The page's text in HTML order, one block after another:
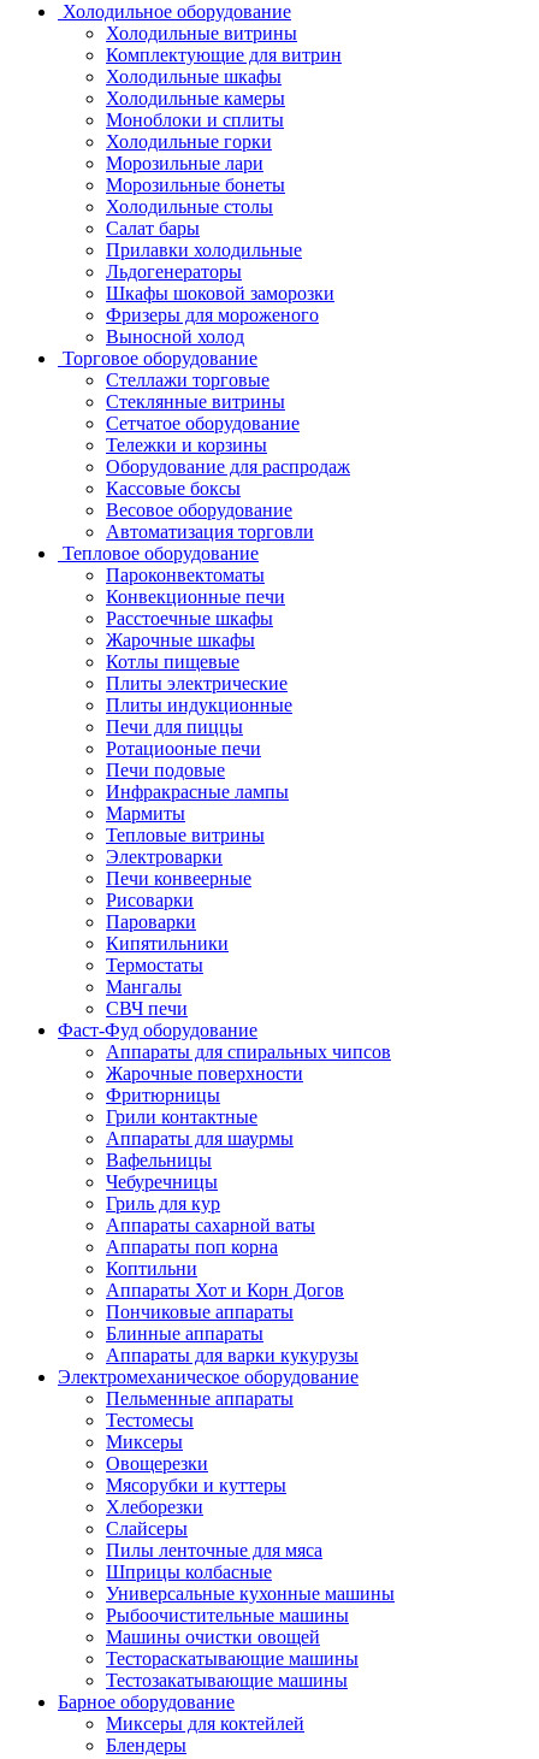
Холодильное оборудование
Холодильные витрины
Комплектующие для витрин
Холодильные шкафы
Холодильные камеры
Моноблоки и сплиты
Холодильные горки
Морозильные лари
Морозильные бонеты
Холодильные столы
Салат бары
Прилавки холодильные
Льдогенераторы
Шкафы шоковой заморозки
Фризеры для мороженого
Выносной холод
Торговое оборудование
Стеллажи торговые
Стеклянные витрины
Сетчатое оборудование
Тележки и корзины
Оборудование для распродаж
Кассовые боксы
Весовое оборудование
Автоматизация торговли
Тепловое оборудование
Пароконвектоматы
Конвекционные печи
Расстоечные шкафы
Жарочные шкафы
Котлы пищевые
Плиты электрические
Плиты индукционные
Печи для пиццы
Ротациооные печи
Печи подовые
Инфракрасные лампы
Мармиты
Тепловые витрины
Электроварки
Печи конвеерные
Рисоварки
Пароварки
Кипятильники
Термостаты
Мангалы
СВЧ печи
Фаст-Фуд оборудование
Аппараты для спиральных чипсов
Жарочные поверхности
Фритюрницы
Грили контактные
Аппараты для шаурмы
Вафельницы
Чебуречницы
Гриль для кур
Аппараты сахарной ваты
Аппараты поп корна
Коптильни
Аппараты Хот и Корн Догов
Пончиковые аппараты
Блинные аппараты
Аппараты для варки кукурузы
Электромеханическое оборудование
Пельменные аппараты
Тестомесы
Миксеры
Овощерезки
Мясорубки и куттеры
Хлеборезки
Слайсеры
Пилы ленточные для мяса
Шприцы колбасные
Универсальные кухонные машины
Рыбоочистительные машины
Машины очистки овощей
Тестораскатывающие машины
Тестозакатывающие машины
Барное оборудование
Миксеры для коктейлей
Блендеры